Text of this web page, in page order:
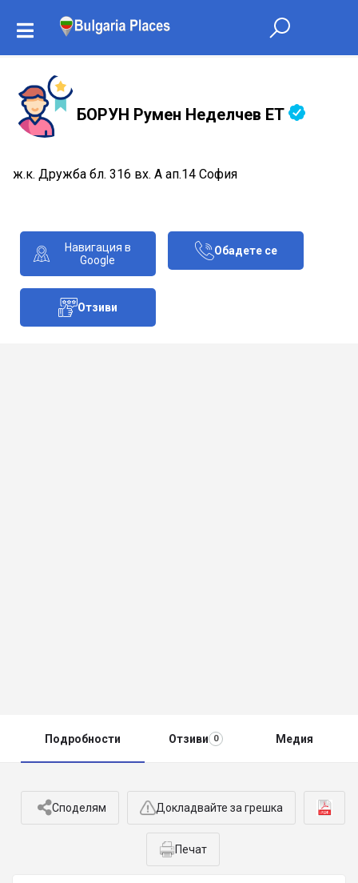
БОРУН Румен Неделчев ЕТ
ж.к. Дружба бл. 316 вх. А ап.14 София
Навигация в
Google
Обадете се
Отзиви
Подробности Отзиви 0 Медия
Споделям Докладвайте за грешка
Печат